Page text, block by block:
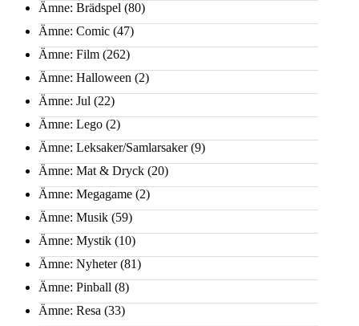
Ämne: Brädspel (80)
Ämne: Comic (47)
Ämne: Film (262)
Ämne: Halloween (2)
Ämne: Jul (22)
Ämne: Lego (2)
Ämne: Leksaker/Samlarsaker(9)
Ämne: Mat & Dryck (20)
Ämne: Megagame (2)
Ämne: Musik (59)
Ämne: Mystik (10)
Ämne: Nyheter(81)
Ämne: Pinball (8)
Ämne: Resa (33)